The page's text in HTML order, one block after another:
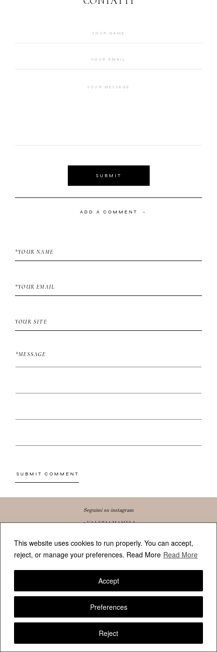
This website uses cookies to run properly. You can accept,
reject, or manage your preferences. Read More Read More
Preferences
Reject
Accept
SUBMIT
ADD A COMMENT
Seguimi su instagram
@VALERIAMAMELI
FOLLOW VALERIAMAMELI